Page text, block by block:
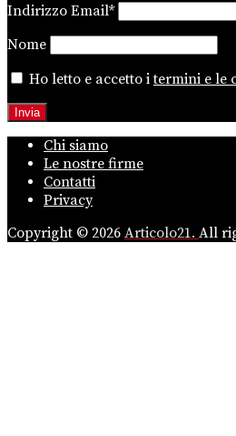
Indirizzo Email*
Nome
Ho letto e accetto itermini e le
Chi siamo
Le nostre firme
Contatti
Privacy
Copyright © 2026 Articolo21. All